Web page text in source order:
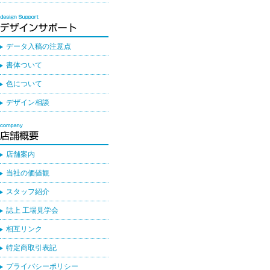
データ入稿の注意点
書体ついて
色について
デザイン相談
店舗案内
当社の価値観
スタッフ紹介
誌上 工場見学会
相互リンク
特定商取引表記
プライバシーポリシー